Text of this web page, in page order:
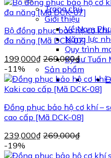
Trang chủ
Giới thiệu
Về Nam
Năng lực
Quy trình
Kỹ sư Tuấn
Sản phẩm
Bộ đồng phục bảo hộ cơ
đa năng [Mã DCK-07]
199,000₫ 269,000₫
-11%
Đồng phục bảo hộ cơ khí –
cao cấp [Mã DCK-08]
239,000₫ 269,000₫
-19%